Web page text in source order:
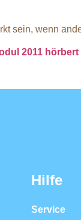
sein, wenn
2011 hörbert
Hilfe
Service